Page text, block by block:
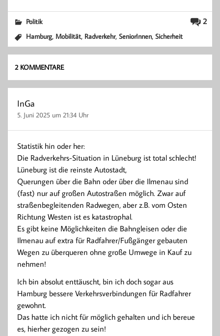
2
Politik
Hamburg, Mobilität, Radverkehr,SeniorInnen,Sicherheit
2 KOMMENTARE
InGa
5. Juni 2025 um 21:34 Uhr
Statistik hin oder her:
Die Radverkehrs-Situation in Lüneburg ist total schlecht!
Lüneburg ist die reinste Autostadt,
Querungen über die Bahn oder über die Ilmenau sind
(fast) nur auf großen Autostraßen möglich. Zwar auf
straßenbegleitenden Radwegen, aber z.B. vom Osten
Richtung Westen ist es katastrophal.
Es gibt keine Möglichkeiten die Bahngleisen oder die
Ilmenau auf extra für Radfahrer/Fußgänger gebauten
Wegen zu überqueren ohne große Umwege in Kauf zu
nehmen!
Ich bin absolut enttäuscht, bin ich doch sogar aus
Hamburg bessere Verkehrsverbindungen für Radfahrer
gewohnt.
Das hatte ich nicht für möglich gehalten und ich bereue
es, hierher gezogen zu sein!